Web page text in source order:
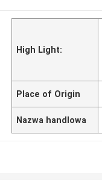
High Light:
Place of Origin
Nazwa handlowa